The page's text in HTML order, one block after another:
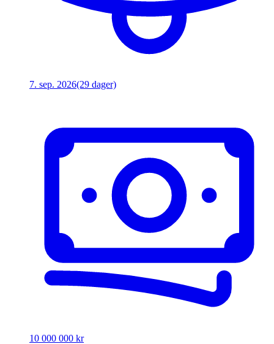
7. sep. 2026(29 dager)
10 000 000 kr